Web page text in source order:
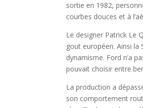
sortie en 1982,
courbes douces et à
Le designer Patrick Le
gout européen. Ainsi
dynamisme. Ford n’a
pouvait choisir entre
La production a
son comportement